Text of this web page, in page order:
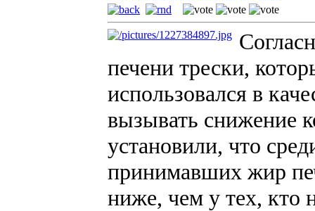
печени трески,
использовался в
вызывать снижение
установили, что
принимавших жир
ниже, чем у тех, кто